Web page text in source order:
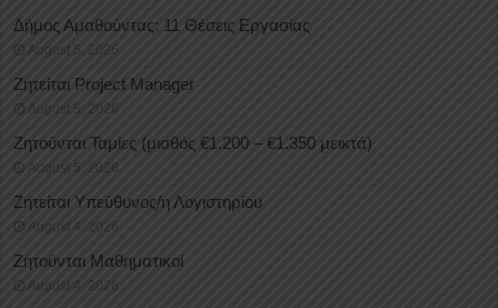
Δήμος Αμαθούντας: 11 Θέσεις Εργασίας
August 5, 2026
Ζητείται Project Manager
August 5, 2026
Ζητούνται Ταμίες (μισθός €1.200 – €1.350 μεικτά)
August 5, 2026
Ζητείται Υπεύθυνος/η Λογιστηρίου
August 4, 2026
Ζητούνται Μαθηματικοί
August 4, 2026